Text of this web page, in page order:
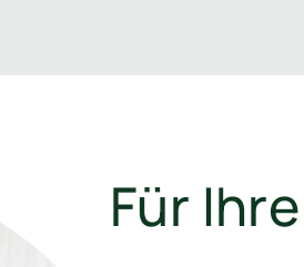
Für